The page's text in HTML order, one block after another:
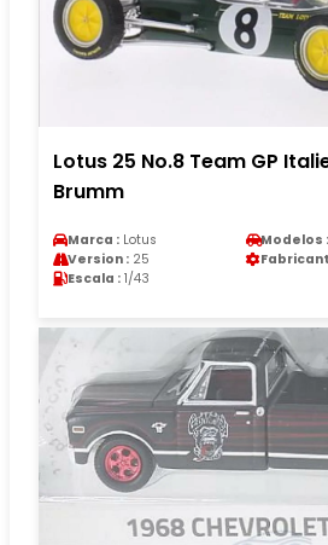
Lotus 25 No.8 Team GP
Brumm
Marca : Lotus Modelos :
Version : 25
Escala : 1/43